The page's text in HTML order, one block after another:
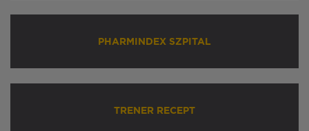
PHARMINDEX SZPITAL
TRENER RECEPT